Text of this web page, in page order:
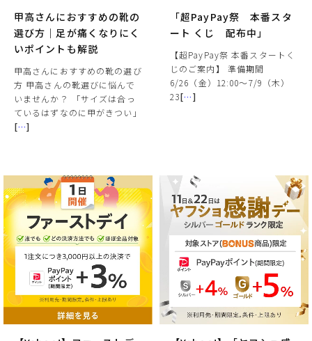
甲高さんにおすすめの靴の
選び方｜足が痛くなりにく
いポイントも解説
甲高さんにおすすめの靴の選び
方 甲高さんの靴選びに悩んで
いませんか？ 「サイズは合っ
ているはずなのに甲がきつい」
[…]
「超PayPay祭 本番スタ
ート くじ 配布中」
【超PayPay祭 本番スタートく
じのご案内】 準備期間
6/26（金）12:00〜7/9（木）
23[…]